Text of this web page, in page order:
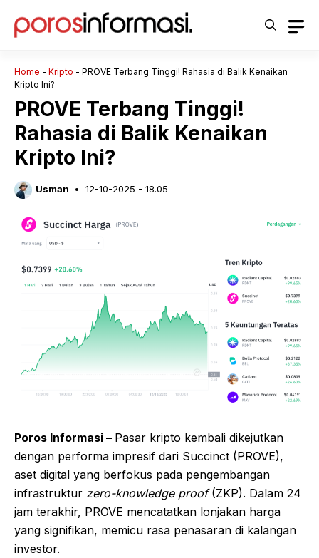
Home - Kripto - PROVE Terbang Tinggi! Rahasia di Balik Kenaikan
Kripto Ini?
PROVE Terbang Tinggi!
Rahasia di Balik Kenaikan
Kripto Ini?
Usman 12-10-2025 - 18.05
Poros Informasi – Pasar kripto kembali dikejutkan
dengan performa impresif dari Succinct (PROVE),
aset digital yang berfokus pada pengembangan
infrastruktur zero-knowledge proof(ZKP). Dalam 24
jam terakhir, PROVE mencatatkan lonjakan harga
yang signifikan, memicu rasa penasaran di kalangan
investor.